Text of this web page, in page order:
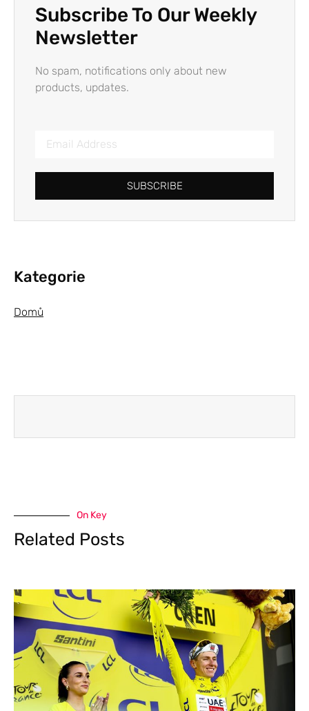
Subscribe To Our Weekly
Newsletter
No spam, notifications only about new
products, updates.
SUBSCRIBE
Kategorie
Domů
On Key
Related Posts